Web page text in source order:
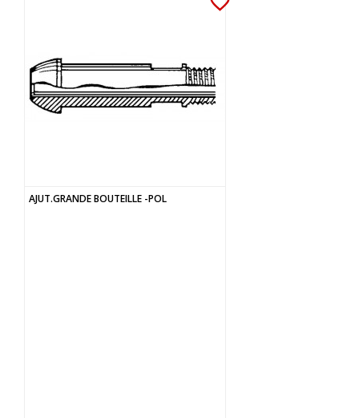
AJUT.GRANDE BOUTEILLE -POL